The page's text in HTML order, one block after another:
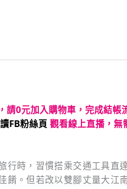
請0元加入購物車，完成結帳
FB粉絲頁 觀看線上直播，無
行時，習慣搭乘交通工具直
餚。但若改以雙腳丈量大江